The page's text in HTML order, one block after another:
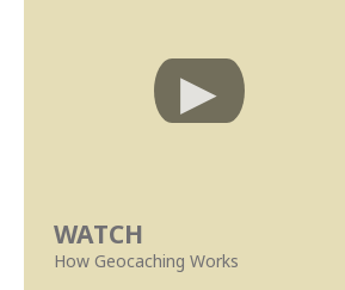
WATCH
How Geocaching Works